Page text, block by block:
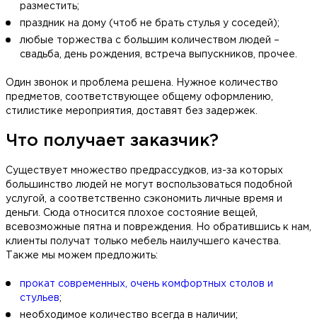
разместить;
праздник на дому (чтоб не брать стулья у соседей);
любые торжества с большим количеством людей –
свадьба, день рождения, встреча выпускников, прочее.
Один звонок и проблема решена. Нужное количество
предметов, соответствующее общему оформлению,
стилистике мероприятия, доставят без задержек.
Что получает заказчик?
Существует множество предрассудков, из-за которых
большинство людей не могут воспользоваться подобной
услугой, а соответственно сэкономить личные время и
деньги. Сюда относится плохое состояние вещей,
всевозможные пятна и повреждения. Но обратившись к нам,
клиенты получат только мебель наилучшего качества.
Также мы можем предложить:
прокат современных, очень комфортных столов и
стульев;
необходимое количество всегда в наличии;